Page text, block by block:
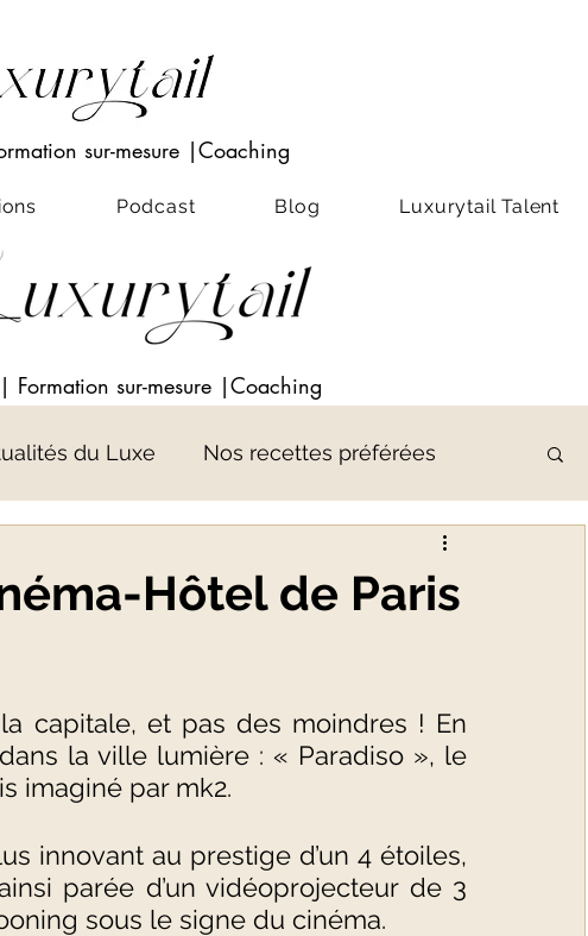
sur-mesure |Coaching
Podcast Blog Luxurytail Talent
| Formation sur-mesure |Coaching
du Luxe Nos recettes préférées
Hôtel de Paris
capitale, et pas des moindres ! En
la ville lumière : « Paradiso », le
imaginé par mk2.
innovant au prestige d’un 4 étoiles,
parée d’un vidéoprojecteur de 3
sous le signe du cinéma.